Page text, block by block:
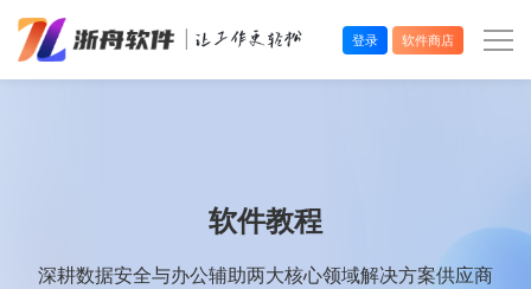
登录 软件商店
软件教程
深耕数据安全与办公辅助两大核心领域解决方案供应商